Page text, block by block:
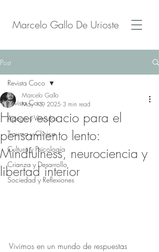
Marcelo Gallo De Urioste
Post
Revista Coco
Apego y Vínculos
Trauma y Clínica
Cultura y Psicología
Crianza y Desarrollo
Sociedad y Reflexiones
Revista Coco
Hacer espacio para el
pensamiento lento:
Mindfulness, neurociencia y
libertad interior
Marcelo Gallo
May 15, 2025 3 min read
Vivimos en un mundo de respuestas